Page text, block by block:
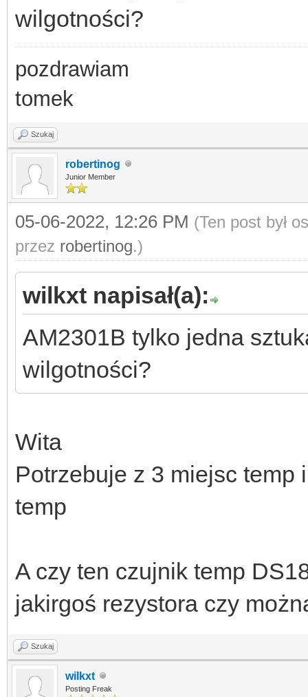
wilgotności?
pozdrawiam
tomek
Szukaj
robertinog
Junior Member
05-06-2022, 12:26 PM (Ten post był
przez robertinog.)
wilkxt napisał(a):
AM2301B tylko jedna
wilgotności?
Wita
Potrzebuje z 3 miejsc temp
temp
A czy ten czujnik temp
jakirgoś rezystora czy
Szukaj
wilkxt
Posting Freak